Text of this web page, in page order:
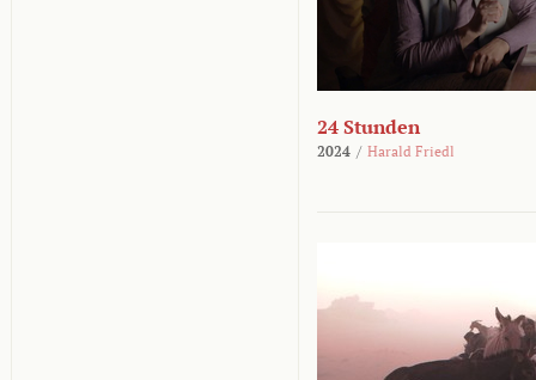
24 Stunden
2024 / Harald Friedl